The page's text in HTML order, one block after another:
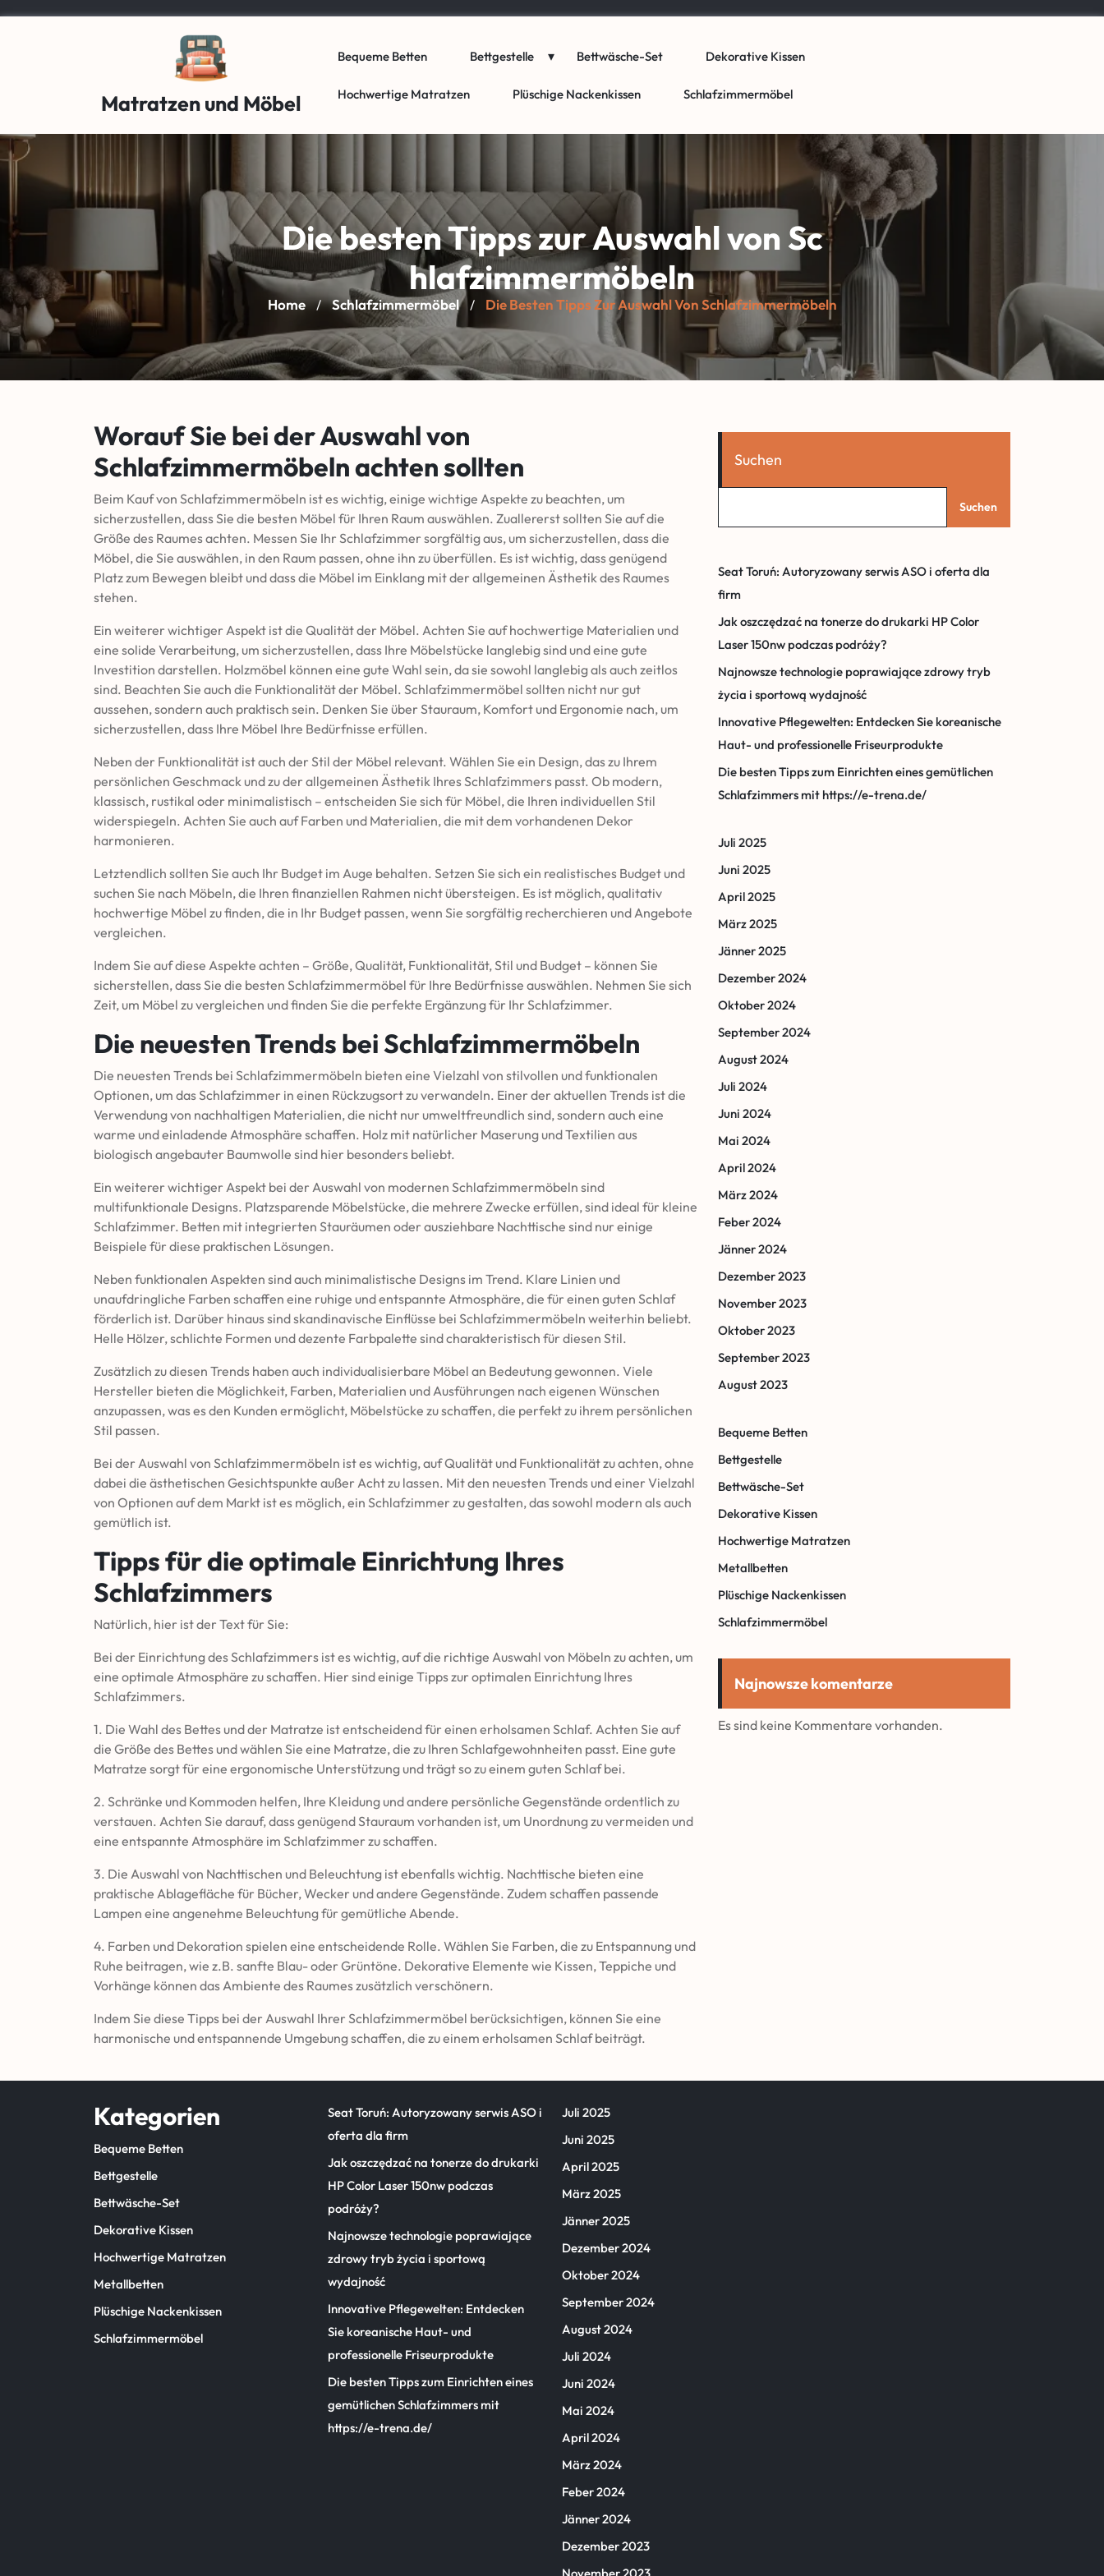
Matratzen und Möbel
Bequeme Betten Bettgestelle Bettwäsche-Set Dekorative Kissen
Hochwertige Matratzen Plüschige Nackenkissen Schlafzimmermöbel
Die besten Tipps zur Auswahl von Sc
hlafzimmermöbeln
Home / Schlafzimmermöbel / Die Besten Tipps Zur Auswahl Von Schlafzimmermöbeln
Worauf Sie bei der Auswahl von
Schlafzimmermöbeln achten sollten
Beim Kauf von Schlafzimmermöbeln ist es wichtig, einige wichtige Aspekte zu beachten, um
sicherzustellen, dass Sie die besten Möbel für Ihren Raum auswählen. Zuallererst sollten Sie auf die
Größe des Raumes achten. Messen Sie Ihr Schlafzimmer sorgfältig aus, um sicherzustellen, dass die
Möbel, die Sie auswählen, in den Raum passen, ohne ihn zu überfüllen. Es ist wichtig, dass genügend
Platz zum Bewegen bleibt und dass die Möbel im Einklang mit der allgemeinen Ästhetik des Raumes
stehen.
Ein weiterer wichtiger Aspekt ist die Qualität der Möbel. Achten Sie auf hochwertige Materialien und
eine solide Verarbeitung, um sicherzustellen, dass Ihre Möbelstücke langlebig sind und eine gute
Investition darstellen. Holzmöbel können eine gute Wahl sein, da sie sowohl langlebig als auch zeitlos
sind. Beachten Sie auch die Funktionalität der Möbel. Schlafzimmermöbel sollten nicht nur gut
aussehen, sondern auch praktisch sein. Denken Sie über Stauraum, Komfort und Ergonomie nach, um
sicherzustellen, dass Ihre Möbel Ihre Bedürfnisse erfüllen.
Neben der Funktionalität ist auch der Stil der Möbel relevant. Wählen Sie ein Design, das zu Ihrem
persönlichen Geschmack und zu der allgemeinen Ästhetik Ihres Schlafzimmers passt. Ob modern,
klassisch, rustikal oder minimalistisch – entscheiden Sie sich für Möbel, die Ihren individuellen Stil
widerspiegeln. Achten Sie auch auf Farben und Materialien, die mit dem vorhandenen Dekor
harmonieren.
Letztendlich sollten Sie auch Ihr Budget im Auge behalten. Setzen Sie sich ein realistisches Budget und
suchen Sie nach Möbeln, die Ihren finanziellen Rahmen nicht übersteigen. Es ist möglich, qualitativ
hochwertige Möbel zu finden, die in Ihr Budget passen, wenn Sie sorgfältig recherchieren und Angebote
vergleichen.
Indem Sie auf diese Aspekte achten – Größe, Qualität, Funktionalität, Stil und Budget – können Sie
sicherstellen, dass Sie die besten Schlafzimmermöbel für Ihre Bedürfnisse auswählen. Nehmen Sie sich
Zeit, um Möbel zu vergleichen und finden Sie die perfekte Ergänzung für Ihr Schlafzimmer.
Die neuesten Trends bei Schlafzimmermöbeln
Die neuesten Trends bei Schlafzimmermöbeln bieten eine Vielzahl von stilvollen und funktionalen
Optionen, um das Schlafzimmer in einen Rückzugsort zu verwandeln. Einer der aktuellen Trends ist die
Verwendung von nachhaltigen Materialien, die nicht nur umweltfreundlich sind, sondern auch eine
warme und einladende Atmosphäre schaffen. Holz mit natürlicher Maserung und Textilien aus
biologisch angebauter Baumwolle sind hier besonders beliebt.
Ein weiterer wichtiger Aspekt bei der Auswahl von modernen Schlafzimmermöbeln sind
multifunktionale Designs. Platzsparende Möbelstücke, die mehrere Zwecke erfüllen, sind ideal für kleine
Schlafzimmer. Betten mit integrierten Stauräumen oder ausziehbare Nachttische sind nur einige
Beispiele für diese praktischen Lösungen.
Neben funktionalen Aspekten sind auch minimalistische Designs im Trend. Klare Linien und
unaufdringliche Farben schaffen eine ruhige und entspannte Atmosphäre, die für einen guten Schlaf
förderlich ist. Darüber hinaus sind skandinavische Einflüsse bei Schlafzimmermöbeln weiterhin beliebt.
Helle Hölzer, schlichte Formen und dezente Farbpalette sind charakteristisch für diesen Stil.
Zusätzlich zu diesen Trends haben auch individualisierbare Möbel an Bedeutung gewonnen. Viele
Hersteller bieten die Möglichkeit, Farben, Materialien und Ausführungen nach eigenen Wünschen
anzupassen, was es den Kunden ermöglicht, Möbelstücke zu schaffen, die perfekt zu ihrem persönlichen
Stil passen.
Bei der Auswahl von Schlafzimmermöbeln ist es wichtig, auf Qualität und Funktionalität zu achten, ohne
dabei die ästhetischen Gesichtspunkte außer Acht zu lassen. Mit den neuesten Trends und einer Vielzahl
von Optionen auf dem Markt ist es möglich, ein Schlafzimmer zu gestalten, das sowohl modern als auch
gemütlich ist.
Tipps für die optimale Einrichtung Ihres
Schlafzimmers
Natürlich, hier ist der Text für Sie:
Bei der Einrichtung des Schlafzimmers ist es wichtig, auf die richtige Auswahl von Möbeln zu achten, um
eine optimale Atmosphäre zu schaffen. Hier sind einige Tipps zur optimalen Einrichtung Ihres
Schlafzimmers.
1. Die Wahl des Bettes und der Matratze ist entscheidend für einen erholsamen Schlaf. Achten Sie auf
die Größe des Bettes und wählen Sie eine Matratze, die zu Ihren Schlafgewohnheiten passt. Eine gute
Matratze sorgt für eine ergonomische Unterstützung und trägt so zu einem guten Schlaf bei.
2. Schränke und Kommoden helfen, Ihre Kleidung und andere persönliche Gegenstände ordentlich zu
verstauen. Achten Sie darauf, dass genügend Stauraum vorhanden ist, um Unordnung zu vermeiden und
eine entspannte Atmosphäre im Schlafzimmer zu schaffen.
3. Die Auswahl von Nachttischen und Beleuchtung ist ebenfalls wichtig. Nachttische bieten eine
praktische Ablagefläche für Bücher, Wecker und andere Gegenstände. Zudem schaffen passende
Lampen eine angenehme Beleuchtung für gemütliche Abende.
4. Farben und Dekoration spielen eine entscheidende Rolle. Wählen Sie Farben, die zu Entspannung und
Ruhe beitragen, wie z.B. sanfte Blau- oder Grüntöne. Dekorative Elemente wie Kissen, Teppiche und
Vorhänge können das Ambiente des Raumes zusätzlich verschönern.
Indem Sie diese Tipps bei der Auswahl Ihrer Schlafzimmermöbel berücksichtigen, können Sie eine
harmonische und entspannende Umgebung schaffen, die zu einem erholsamen Schlaf beiträgt.
Suchen
Suchen
Seat Toruń: Autoryzowany serwis ASO i oferta dla
firm
Jak oszczędzać na tonerze do drukarki HP Color
Laser 150nw podczas podróży?
Najnowsze technologie poprawiające zdrowy tryb
życia i sportową wydajność
Innovative Pflegewelten: Entdecken Sie koreanische
Haut- und professionelle Friseurprodukte
Die besten Tipps zum Einrichten eines gemütlichen
Schlafzimmers mit https://e-trena.de/
Juli 2025
Juni 2025
April 2025
März 2025
Jänner 2025
Dezember 2024
Oktober 2024
September 2024
August 2024
Juli 2024
Juni 2024
Mai 2024
April 2024
März 2024
Feber 2024
Jänner 2024
Dezember 2023
November 2023
Oktober 2023
September 2023
August 2023
Bequeme Betten
Bettgestelle
Bettwäsche-Set
Dekorative Kissen
Hochwertige Matratzen
Metallbetten
Plüschige Nackenkissen
Schlafzimmermöbel
Najnowsze komentarze
Es sind keine Kommentare vorhanden.
Kategorien
Bequeme Betten
Bettgestelle
Bettwäsche-Set
Dekorative Kissen
Hochwertige Matratzen
Metallbetten
Plüschige Nackenkissen
Schlafzimmermöbel
Seat Toruń: Autoryzowany serwis ASO i
oferta dla firm
Jak oszczędzać na tonerze do drukarki
HP Color Laser 150nw podczas
podróży?
Najnowsze technologie poprawiające
zdrowy tryb życia i sportową
wydajność
Innovative Pflegewelten: Entdecken
Sie koreanische Haut- und
professionelle Friseurprodukte
Die besten Tipps zum Einrichten eines
gemütlichen Schlafzimmers mit
https://e-trena.de/
Juli 2025
Juni 2025
April 2025
März 2025
Jänner 2025
Dezember 2024
Oktober 2024
September 2024
August 2024
Juli 2024
Juni 2024
Mai 2024
April 2024
März 2024
Feber 2024
Jänner 2024
Dezember 2023